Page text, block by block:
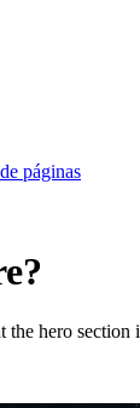
páginas
hero